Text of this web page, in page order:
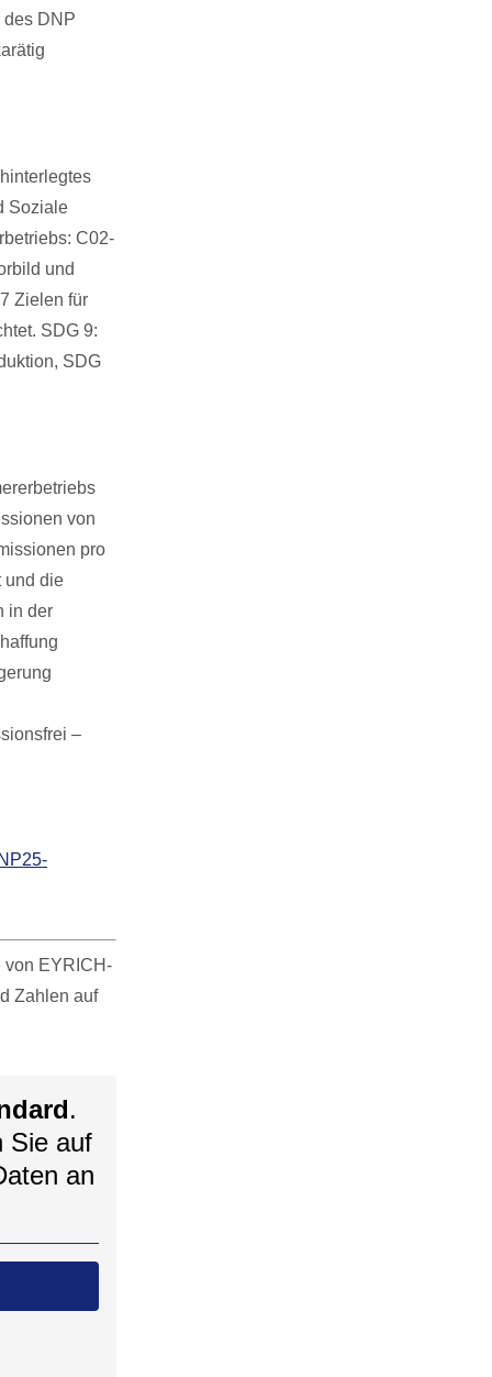
DNP
Soziale
C02-
und
Zielen für
SDG 9:
SDG
von
pro
und die
in der
–
von EYRICH-
Zahlen auf
.
Sie auf
an